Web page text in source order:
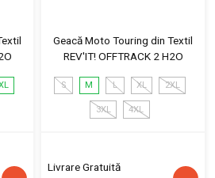
Geacă Moto Touring din Textil
REV'IT! OFFTRACK 2 H2O
S M L XL 2XL
3XL 4XL
Livrare Gratuită